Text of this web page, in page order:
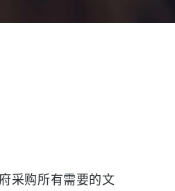
采购所有需要的文